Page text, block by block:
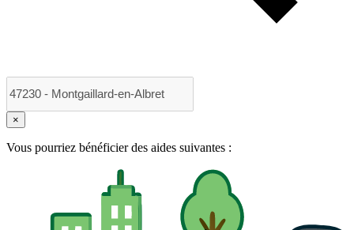
×
Vous pourriez bénéficier des aides suivantes :